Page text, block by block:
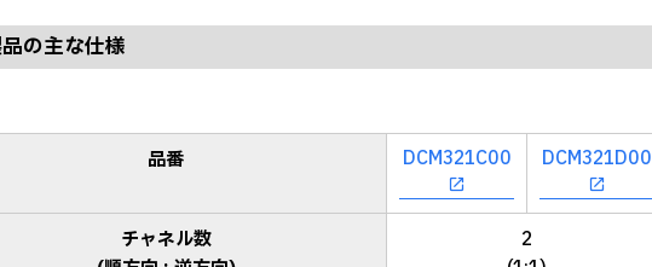
の主な仕様
品番 DCM321C00 DCM321D00
チャネル数
2